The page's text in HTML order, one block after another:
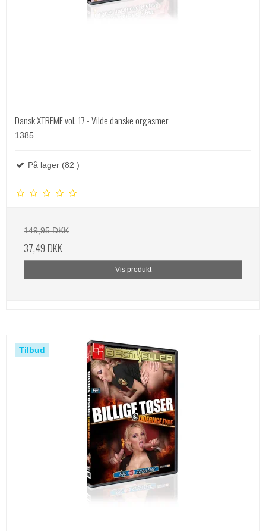
Dansk XTREME vol. 17 - Vilde danske orgasmer
1385
På lager (82 )
149,95 DKK
37,49 DKK
Vis produkt
Tilbud